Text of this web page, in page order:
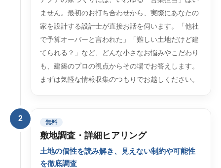
ません。最初のお打ち合わせから、実際にあなたの
家を設計する設計士が直接お話を伺います。「他社
で予算オーバーと言われた」「難しい土地だけど建
てられる？」など、どんな小さなお悩みやこだわり
も、建築のプロの視点からその場でお答えします。
まずは気軽な情報収集のつもりでお越しください。
2 無料
敷地調査・詳細ヒアリング
土地の個性を読み解き、見えない制約や可能性
を徹底調査